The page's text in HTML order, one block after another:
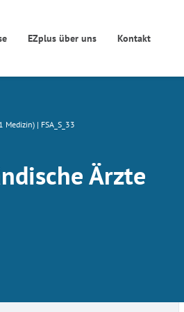
EZplus über uns Kontakt
| FSA_S_33
Ärzte